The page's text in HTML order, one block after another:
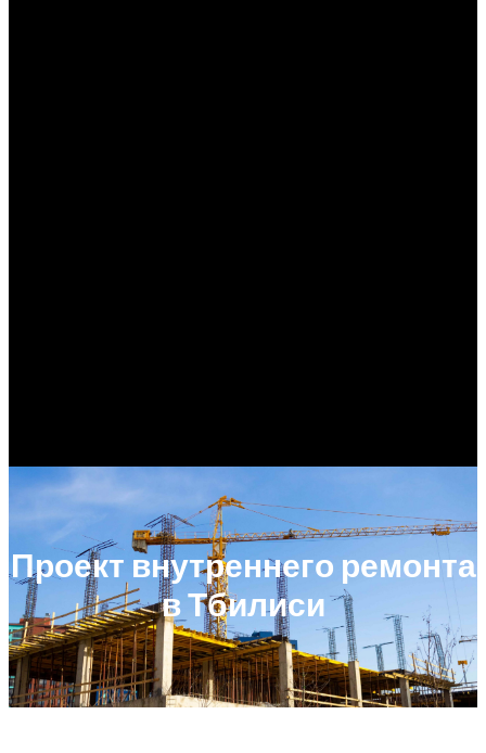
Проект внутреннего ремонта
в Тбилиси